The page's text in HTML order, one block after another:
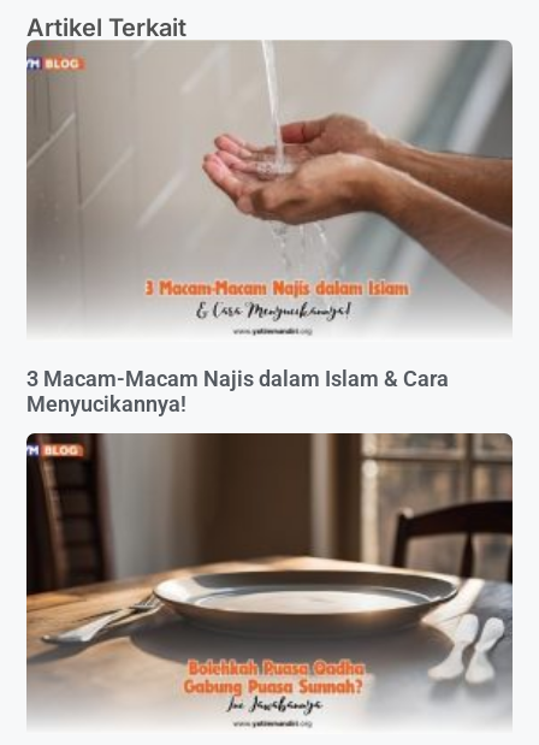
Artikel Terkait
3 Macam-Macam Najis dalam Islam & Cara
Menyucikannya!